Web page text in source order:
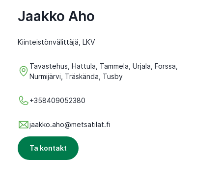
Jaakko Aho
Kiinteistönvälittäjä, LKV
Tavastehus, Hattula, Tammela, Urjala, Forssa,
Nurmijärvi, Träskända, Tusby
+358409052380
jaakko.aho@metsatilat.fi
Ta kontakt